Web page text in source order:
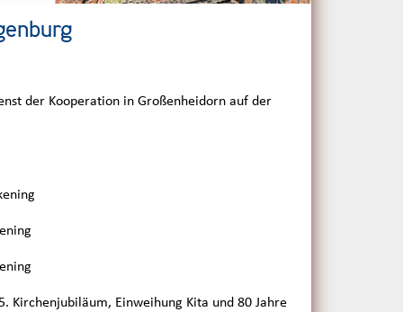
der Kooperation in Großenheidorn auf der
Kirchenjubiläum, Einweihung Kita und 80 Jahre